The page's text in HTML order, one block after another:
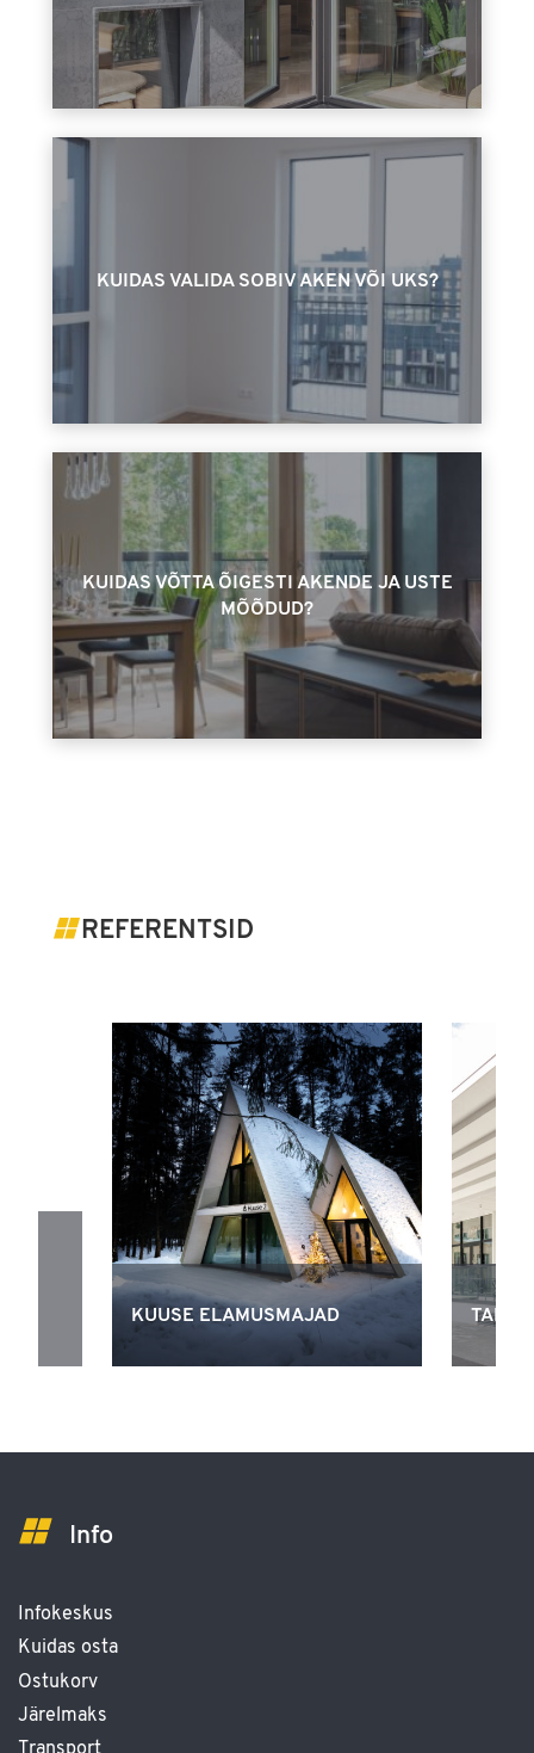
KUIDAS VALIDA SOBIV AKEN VÕI UKS?
KUIDAS VÕTTA ÕIGESTI AKENDE JA USTE
MÕÕDUD?
REFERENTSID
KUUSE ELAMUSMAJAD
Info
Infokeskus
Kuidas osta
Ostukorv
Järelmaks